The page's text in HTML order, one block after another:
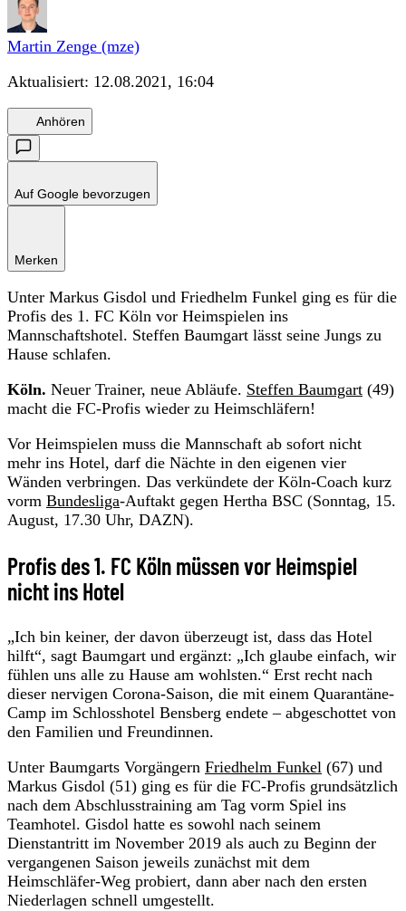
Martin Zenge (mze)
Aktualisiert: 12.08.2021, 16:04
Anhören
Auf Google bevorzugen
Merken
Unter Markus Gisdol und Friedhelm Funkel ging es für die
Profis des 1. FC Köln vor Heimspielen ins
Mannschaftshotel. Steffen Baumgart lässt seine Jungs zu
Hause schlafen.
Köln. Neuer Trainer, neue Abläufe. Steffen Baumgart (49)
macht die FC-Profis wieder zu Heimschläfern!
Vor Heimspielen muss die Mannschaft ab sofort nicht
mehr ins Hotel, darf die Nächte in den eigenen vier
Wänden verbringen. Das verkündete der Köln-Coach kurz
vorm Bundesliga-Auftakt gegen Hertha BSC (Sonntag, 15.
August, 17.30 Uhr, DAZN).
Profis des 1. FC Köln müssen vor Heimspiel
nicht ins Hotel
„Ich bin keiner, der davon überzeugt ist, dass das Hotel
hilft“, sagt Baumgart und ergänzt: „Ich glaube einfach, wir
fühlen uns alle zu Hause am wohlsten.“ Erst recht nach
dieser nervigen Corona-Saison, die mit einem Quarantäne-
Camp im Schlosshotel Bensberg endete – abgeschottet von
den Familien und Freundinnen.
Unter Baumgarts Vorgängern Friedhelm Funkel (67) und
Markus Gisdol (51) ging es für die FC-Profis grundsätzlich
nach dem Abschlusstraining am Tag vorm Spiel ins
Teamhotel. Gisdol hatte es sowohl nach seinem
Dienstantritt im November 2019 als auch zu Beginn der
vergangenen Saison jeweils zunächst mit dem
Heimschläfer-Weg probiert, dann aber nach den ersten
Niederlagen schnell umgestellt.